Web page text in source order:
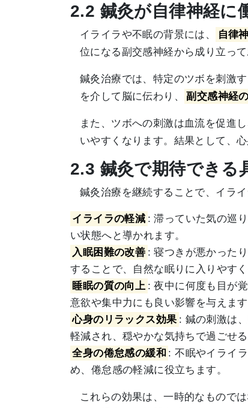
2.2 鍼灸が自律神経に
イライラや不眠の背景には、 自律
位になる副交感神経から成り立っ
鍼灸治療では、特定のツボを刺激す
を介して脳に伝わり、
副交感神経
また、ツボへの刺激は血流を促進
いやすくなります。結果として、
2.3 鍼灸で期待できる
鍼灸治療を継続することで、イラ
イライラの軽減 : 滞っていた気の巡
い状態へと導かれます。
入眠困難の改善 : 寝つきが悪かった
することで、自然な眠りに入りやすく
睡眠の質の向上 : 夜中に何度も目が
意欲や集中力にも良い影響を与えます
心身のリラックス効果 : 鍼の刺激は
軽減され、穏やかな気持ちで過ごせる
全身の倦怠感の緩和 : 不眠やイライ
め、倦怠感の軽減に役立ちます。
これらの効果は、一時的なものでは